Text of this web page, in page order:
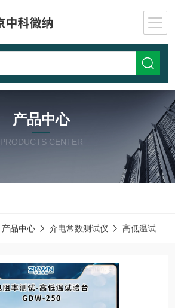
产品中心
PRODUCTS CENTER
产品中心 介电常数测试仪 高低温试验台